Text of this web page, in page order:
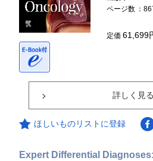
ページ数 ：
定価61,699
詳しく見る
ほしいものリストに登録
Expert Differential